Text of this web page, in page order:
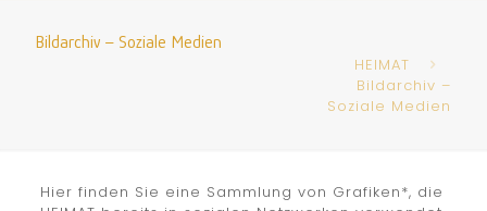
Bildarchiv – Soziale Medien
HEIMAT
Bildarchiv –
Soziale Medien
Hier finden Sie eine Sammlung von Grafiken*, die